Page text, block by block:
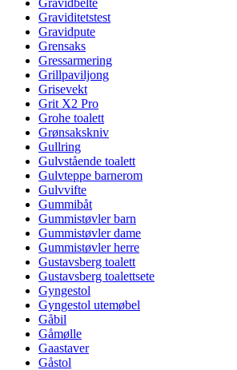
Gravidbelte
Graviditetstest
Gravidpute
Grensaks
Gressarmering
Grillpaviljong
Grisevekt
Grit X2 Pro
Grohe toalett
Grønsakskniv
Gullring
Gulvstående toalett
Gulvteppe barnerom
Gulvvifte
Gummibåt
Gummistøvler barn
Gummistøvler dame
Gummistøvler herre
Gustavsberg toalett
Gustavsberg toalettsete
Gyngestol
Gyngestol utemøbel
Gåbil
Gåmølle
Gaastaver
Gåstol